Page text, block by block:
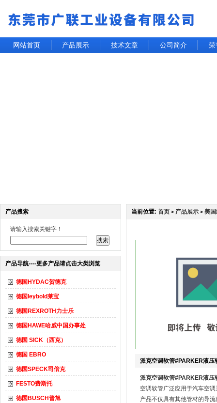
网站首页 产品展示 技术文章 公司简介 荣
产品搜索
请输入搜索关键字！
产品导航----更多产品请点击大类浏览
德国HYDAC贺德克
德国leybold莱宝
德国REXROTH力士乐
德国HAWE哈威中国办事处
德国 SICK（西克）
德国 EBRO
德国SPECK司倍克
FESTO费斯托
德国BUSCH普旭
当前位置: 首页 > 产品展示 > 美
派克空调软管#PARKER液压
派克空调软管#PARKER液压
空调软管广泛应用于汽车空
产品不仅具有其他管材的导